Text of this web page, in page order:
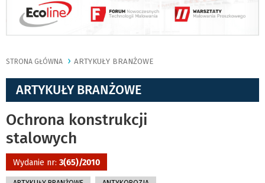
STRONA GŁÓWNA ARTYKUŁY BRANŻOWE
ARTYKUŁY BRANŻOWE
Ochrona konstrukcji
stalowych
Wydanie nr: 3(65)/2010